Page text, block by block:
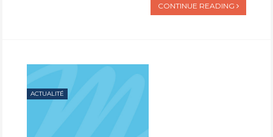
CONTINUE READING
ACTUALITÉ